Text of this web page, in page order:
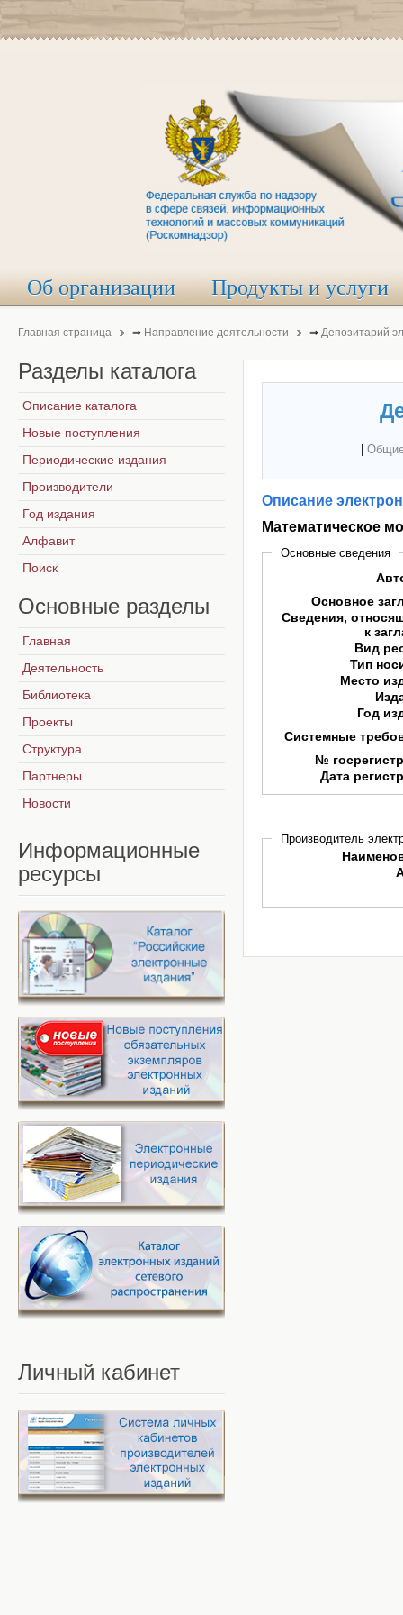
Об организации Продукты и услуги
Главная страница ⇒ Направление деятельности ⇒ Депозитарий
Описание
Математическое
Основные сведения
Основное
Сведения,
к
Вид
Тип
Место
Год
Системные
№
Дата
Производитель
Разделы каталога
Описание каталога
Новые поступления
Периодические издания
Производители
Год издания
Алфавит
Поиск
Основные разделы
Главная
Деятельность
Библиотека
Проекты
Структура
Партнеры
Новости
Информационные
ресурсы
Личный кабинет